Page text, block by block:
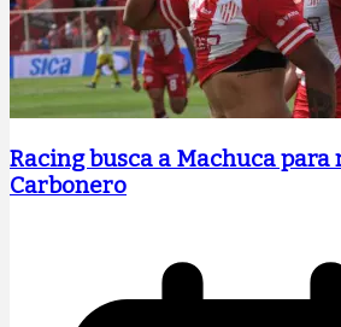
Racing busca a Machuca
Carbonero